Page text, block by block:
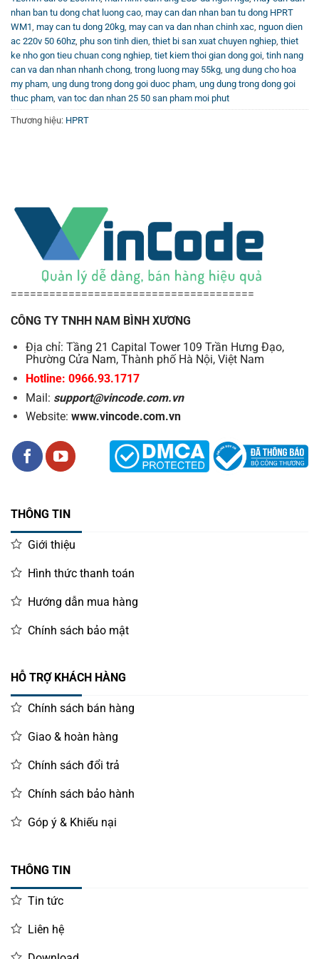
bước trong quy trình sản xuất.
Việc tự động hóa khâu đóng gói không những giúp đẩy
nhanh tiến độ sản xuất mà còn nâng cao chất lượng bao
bì, mẫu mã sản phẩm, góp phần tăng sức hấp dẫn và giá
trị thương hiệu trên thị trường cạnh tranh.
động, quý khách hàng có thể tham khảo thêm trên
Youtube Vincode với nhiều video hướng dẫn chi tiết, đánh
giá sản phẩm thực tế và các mẹo sử dụng hiệu quả nhất.
Ngoài ra, quý khách cũng có thể chủ động liên hệ với nhà
cung cấp để nhận tư vấn trực tiếp nhằm lựa chọn được
ưu hoá hoạt động kinh doanh, nâng cao năng lực cạnh
tranh doanh nghiệp trên thị trường.
Đừng bỏ lỡ cơ hội nâng tầm quy trình đóng gói với máy
đồng bộ, chính xác và tiết kiệm cho mọi doanh nghiệp!
nhan ban tu dong chat luong cao, may can dan nhan ban tu dong HPRT
WM1, may can tu dong 20kg, may can va dan nhan chinh xac, nguon dien
ac 220v 50 60hz, phu son tinh dien, thiet bi san xuat chuyen nghiep, thiet
ke nho gon tieu chuan cong nghiep, tiet kiem thoi gian dong goi, tinh nang
can va dan nhan nhanh chong, trong luong may 55kg, ung dung cho hoa
my pham, ung dung trong dong goi duoc pham, ung dung trong dong goi
thuc pham, van toc dan nhan 25 50 san pham moi phut
Thương hiệu: HPRT
======================================
CÔNG TY TNHH NAM BÌNH XƯƠNG
Địa chỉ: Tầng 21 Capital Tower 109 Trần Hưng Đạo,
Phường Cửa Nam, Thành phố Hà Nội, Việt Nam
Hotline: 0966.93.1717
Mail: support@vincode.com.vn
Website: www.vincode.com.vn
THÔNG TIN
Giới thiệu
Hình thức thanh toán
Hướng dẫn mua hàng
Chính sách bảo mật
HỖ TRỢ KHÁCH HÀNG
Chính sách bán hàng
Giao & hoàn hàng
Chính sách đổi trả
Chính sách bảo hành
Góp ý & Khiếu nại
THÔNG TIN
Tin tức
Liên hệ